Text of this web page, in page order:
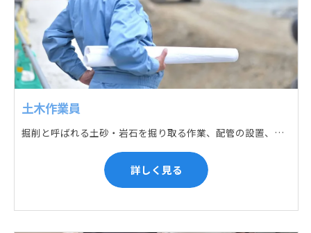
土木作業員
掘削と呼ばれる土砂・岩石を掘り取る作業、配管の設置、埋戻しの順に手作業と機械作業の併用をして行います。また、作業に使用する管材料の運搬作業も、機械と手作業にて行っています。
詳しく見る